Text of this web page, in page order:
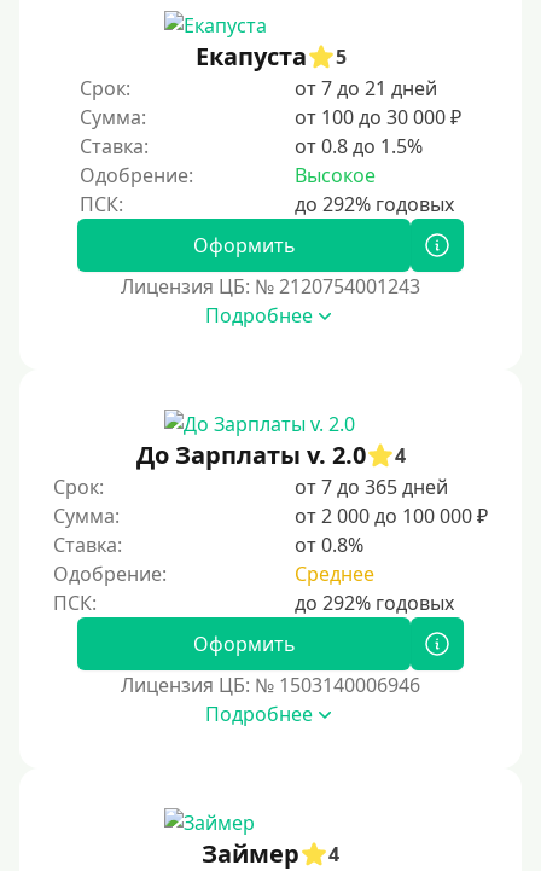
Екапуста
5
Срок:
от 7 до 21 дней
Сумма:
от 100 до 30 000 ₽
Ставка:
от 0.8 до 1.5%
Одобрение:
Высокое
Оформить
Лицензия ЦБ: № 2120754001243
Подробнее
До Зарплаты v. 2.0
4
Срок:
от 7 до 365 дней
Сумма:
от 2 000 до 100 000 ₽
Ставка:
от 0.8%
Одобрение:
Среднее
Оформить
Лицензия ЦБ: № 1503140006946
Подробнее
Займер
4